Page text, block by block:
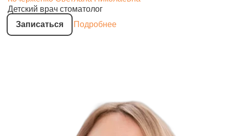
Детский врач стоматолог
Записаться
Подробнее